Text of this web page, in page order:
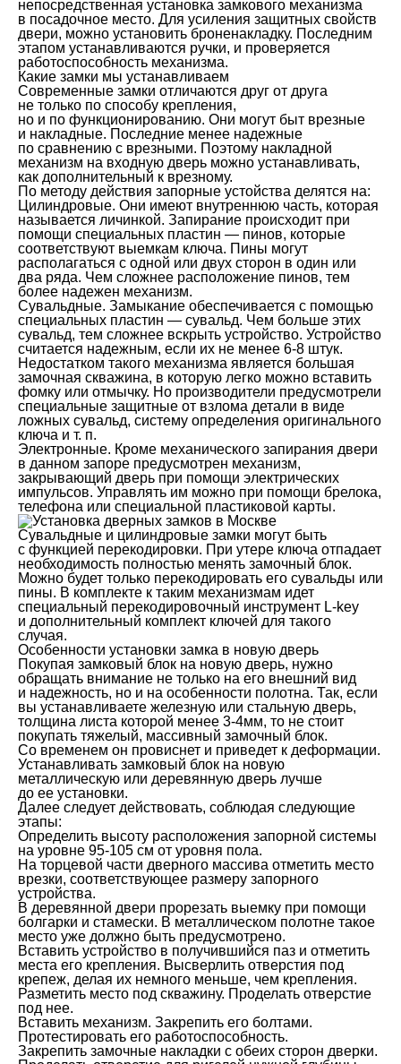
непосредственная установка замкового механизма
в посадочное место. Для усиления защитных свойств
двери, можно установить броненакладку. Последним
этапом устанавливаются ручки, и проверяется
работоспособность механизма.
Какие замки мы устанавливаем
Современные замки отличаются друг от друга
не только по способу крепления,
но и по функционированию. Они могут быт врезные
и накладные. Последние менее надежные
по сравнению с врезными. Поэтому накладной
механизм на входную дверь можно устанавливать,
как дополнительный к врезному.
По методу действия запорные устойства делятся на:
Цилиндровые. Они имеют внутреннюю часть, которая
называется личинкой. Запирание происходит при
помощи специальных пластин — пинов, которые
соответствуют выемкам ключа. Пины могут
располагаться с одной или двух сторон в один или
два ряда. Чем сложнее расположение пинов, тем
более надежен механизм.
Сувальдные. Замыкание обеспечивается с помощью
специальных пластин — сувальд. Чем больше этих
сувальд, тем сложнее вскрыть устройство. Устройство
считается надежным, если их не менее 6-8 штук.
Недостатком такого механизма является большая
замочная скважина, в которую легко можно вставить
фомку или отмычку. Но производители предусмотрели
специальные защитные от взлома детали в виде
ложных сувальд, систему определения оригинального
ключа и т. п.
Электронные. Кроме механического запирания двери
в данном запоре предусмотрен механизм,
закрывающий дверь при помощи электрических
импульсов. Управлять им можно при помощи брелока,
телефона или специальной пластиковой карты.
Сувальдные и цилиндровые замки могут быть
с функцией перекодировки. При утере ключа отпадает
необходимость полностью менять замочный блок.
Можно будет только перекодировать его сувальды или
пины. В комплекте к таким механизмам идет
специальный перекодировочный инструмент L-key
и дополнительный комплект ключей для такого
случая.
Особенности установки замка в новую дверь
Покупая замковый блок на новую дверь, нужно
обращать внимание не только на его внешний вид
и надежность, но и на особенности полотна. Так, если
вы устанавливаете железную или стальную дверь,
толщина листа которой менее 3-4мм, то не стоит
покупать тяжелый, массивный замочный блок.
Со временем он провиснет и приведет к деформации.
Устанавливать замковый блок на новую
металлическую или деревянную дверь лучше
до ее установки.
Далее следует действовать, соблюдая следующие
этапы:
Определить высоту расположения запорной системы
на уровне 95-105 см от уровня пола.
На торцевой части дверного массива отметить место
врезки, соответствующее размеру запорного
устройства.
В деревянной двери прорезать выемку при помощи
болгарки и стамески. В металлическом полотне такое
место уже должно быть предусмотрено.
Вставить устройство в получившийся паз и отметить
места его крепления. Высверлить отверстия под
крепеж, делая их немного меньше, чем крепления.
Разметить место под скважину. Проделать отверстие
под нее.
Вставить механизм. Закрепить его болтами.
Протестировать его работоспособность.
Закрепить замочные накладки с обеих сторон дверки.